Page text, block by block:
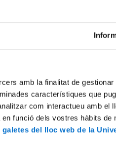
amb la finalitat de
característiques que
com interactueu amb el
funció dels vostres hàbits de
galetes del lloc web de la
saber
VI
monogràfic del Club de